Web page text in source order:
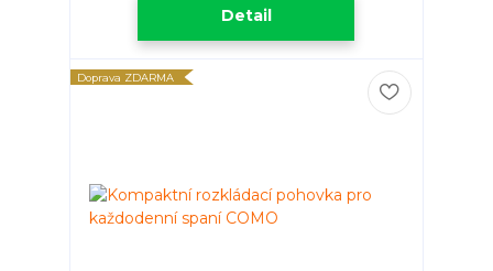
Detail
Doprava ZDARMA